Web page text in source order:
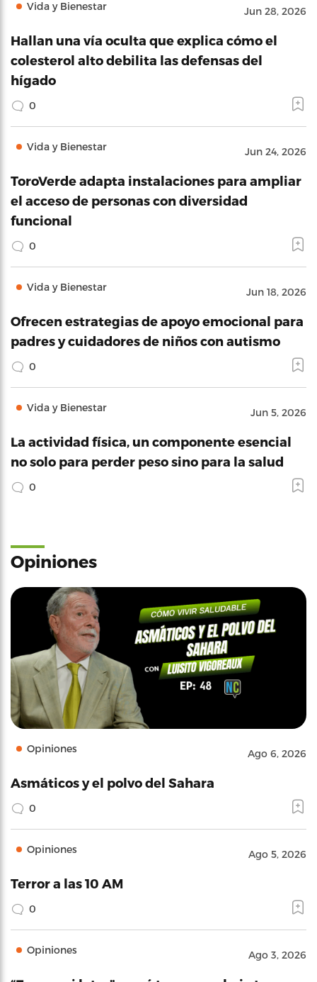
Vida y Bienestar Jun 28, 2026
Hallan una vía oculta que explica cómo el
colesterol alto debilita las defensas del
hígado
0
Vida y Bienestar Jun 24, 2026
ToroVerde adapta instalaciones para ampliar
el acceso de personas con diversidad
funcional
0
Vida y Bienestar Jun 18, 2026
Ofrecen estrategias de apoyo emocional para
padres y cuidadores de niños con autismo
0
Vida y Bienestar Jun 5, 2026
La actividad física, un componente esencial
no solo para perder peso sino para la salud
0
Opiniones
Opiniones Ago 6, 2026
Asmáticos y el polvo del Sahara
0
Opiniones Ago 5, 2026
Terror a las 10 AM
0
Opiniones Ago 3, 2026